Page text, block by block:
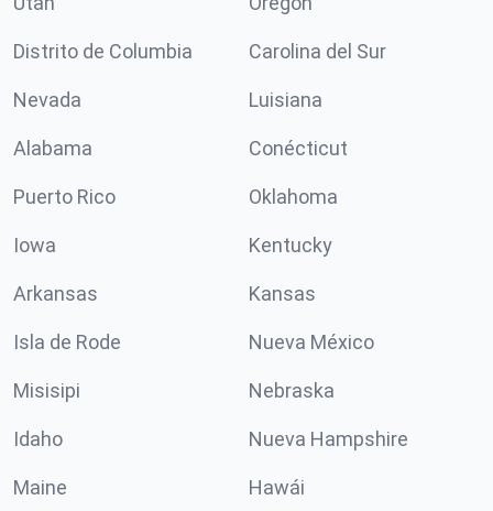
Distrito de Columbia Carolina del Sur
Nevada Luisiana
Alabama Conécticut
Puerto Rico Oklahoma
Iowa Kentucky
Arkansas Kansas
Isla de Rode Nueva México
Misisipi Nebraska
Idaho Nueva Hampshire
Maine Hawái